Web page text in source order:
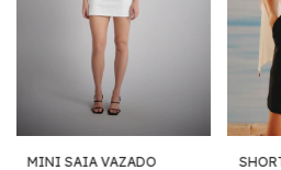
MINI SAIA VAZADO